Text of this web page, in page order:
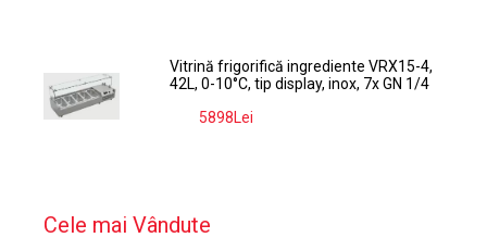
Vitrină frigorifică ingrediente VRX15-4,
42L, 0-10°C, tip display, inox, 7x GN 1/4
5898Lei
Cele mai Vândute